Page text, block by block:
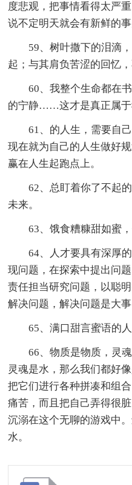
度悲观，把事情看得太严
说不定明天就会有新鲜的事
59、树叶撒下的泪滴
起；与其肩负苦涩的回忆
60、我整个生命都在
的宁静……这才是真正属于
61、的人生，需要自
现在就为自己的人生做好
赢在人生起跑点上。
62、总盯着你了不起
未来。
63、饿食糟糠甜如蜜
64、人才要具有深厚
现问题，在探索中提出问
责任担当研究问题，以聪
解决问题，解决问题是大
65、满口甜言蜜语的
66、物质是物质，灵
灵魂是水，那么我们都好
把它们进行各种拼凑和组
痛苦，而且把自己弄得很
沉溺在这个无聊的游戏中
水。